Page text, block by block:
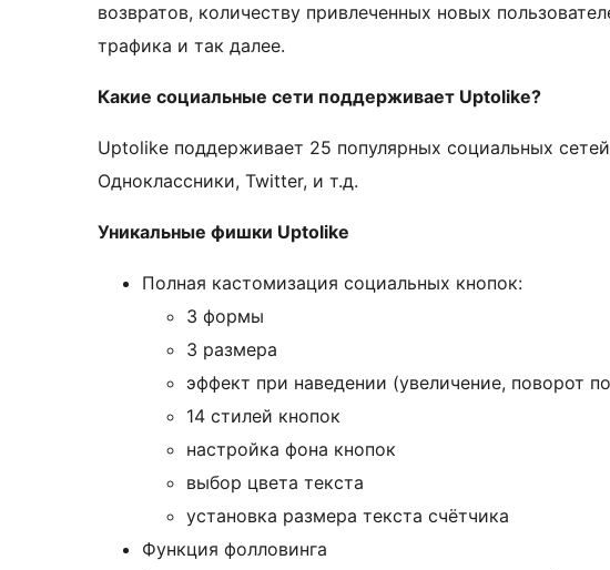
возвратов, количеству привлеченных новых
трафика и так далее.
Какие социальные сети поддерживает Uptolike?
Uptolike поддерживает 25 популярных социальных
Одноклассники, Twitter, и т.д.
Уникальные фишки Uptolike
Полная кастомизация социальных кнопок:
3 формы
3 размера
эффект при наведении (увеличение, поворот
14 стилей кнопок
настройка фона кнопок
выбор цвета текста
установка размера текста счётчика
Функция фолловинга